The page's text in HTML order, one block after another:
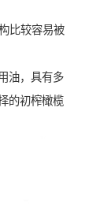
比较容易被
油，具有多
的初榨橄榄